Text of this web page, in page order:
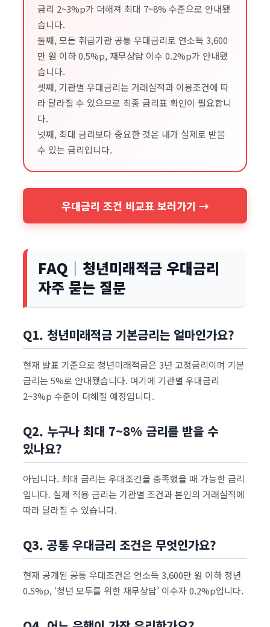
금리 2~3%p가 더해져 최대 7~8% 수준으로 안내됐
습니다.
둘째, 모든 취급기관 공통 우대금리로 연소득 3,600
만 원 이하 0.5%p, 재무상담 이수 0.2%p가 안내됐
습니다.
셋째, 기관별 우대금리는 거래실적과 이용조건에 따
라 달라질 수 있으므로 최종 금리표 확인이 필요합니
다.
넷째, 최대 금리보다 중요한 것은 내가 실제로 받을
수 있는 금리입니다.
우대금리 조건 비교표 보러가기 →
FAQ｜청년미래적금 우대금리
자주 묻는 질문
Q1. 청년미래적금 기본금리는 얼마인가요?
현재 발표 기준으로 청년미래적금은 3년 고정금리이며 기본
금리는 5%로 안내됐습니다. 여기에 기관별 우대금리
2~3%p 수준이 더해질 예정입니다.
Q2. 누구나 최대 7~8% 금리를 받을 수
있나요?
아닙니다. 최대 금리는 우대조건을 충족했을 때 가능한 금리
입니다. 실제 적용 금리는 기관별 조건과 본인의 거래실적에
따라 달라질 수 있습니다.
Q3. 공통 우대금리 조건은 무엇인가요?
현재 공개된 공통 우대조건은 연소득 3,600만 원 이하 청년
0.5%p, ‘청년 모두를 위한 재무상담’ 이수자 0.2%p입니다.